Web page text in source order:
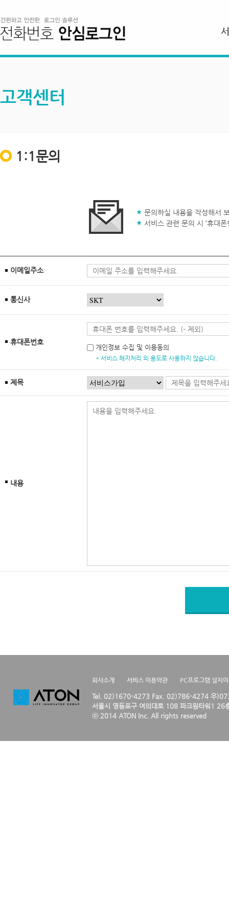
고객센터
1:1문의
문의하실 내용을 작성해서
서비스 관련 문의 시 ‘휴대
이메일주소
통신사
휴대폰번호
개인정보 수집 및 이용동의
* 서비스 해지처리 외 용도로 사용하지 않습니다.
제목
내용
회사소개 서비스 이용약관 PC프로그램 설치
Tel. 02)1670-4273 Fax. 02)786-4274 우
서울시 영등포구 여의대로 108 파크원타워1 26
ⓒ 2014 ATON Inc. All rights reserved